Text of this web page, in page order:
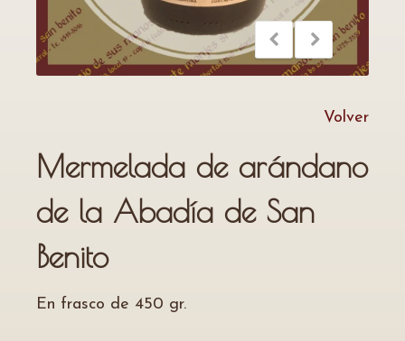
Volver
Mermelada de arándano
de la Abadía de San
Benito
En frasco de 450 gr.